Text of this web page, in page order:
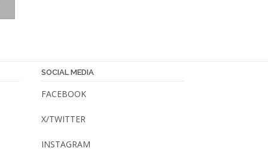
weist
Optionen
Produktseite
SOCIAL MEDIA
FACEBOOK
X/TWITTER
INSTAGRAM